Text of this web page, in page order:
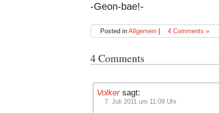
-Geon-bae!-
Posted in Allgemein | 4 Comments »
4 Comments
Volker sagt:
7. Juli 2011 um 11:09 Uhr